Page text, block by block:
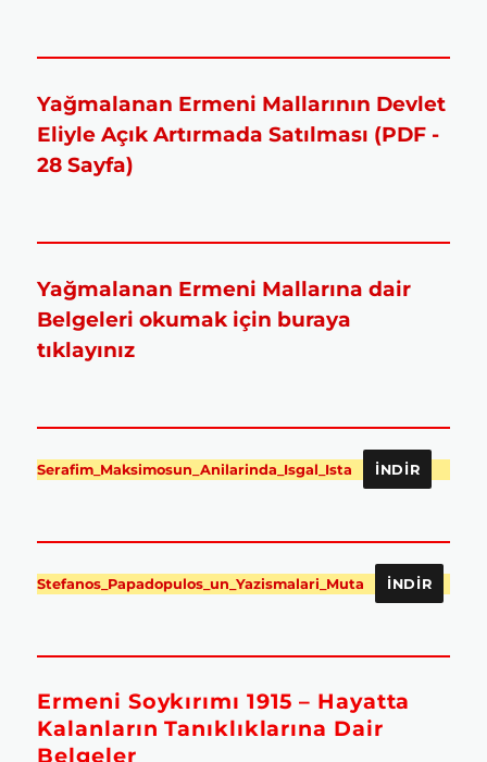
Yağmalanan Ermeni Mallarının Devlet
Eliyle Açık Artırmada Satılması (PDF -
28 Sayfa)
Yağmalanan Ermeni Mallarına dair
Belgeleri okumak için buraya
tıklayınız
Serafim_Maksimosun_Anilarinda_Isgal_Ista İNDIR
Stefanos_Papadopulos_un_Yazismalari_Muta İNDIR
Ermeni Soykırımı 1915 – Hayatta
Kalanların Tanıklıklarına Dair
Belgeler